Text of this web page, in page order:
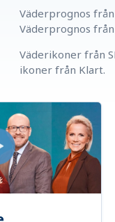
Väderprognos
Väderprognos
Väderikoner från
ikoner från Klart.